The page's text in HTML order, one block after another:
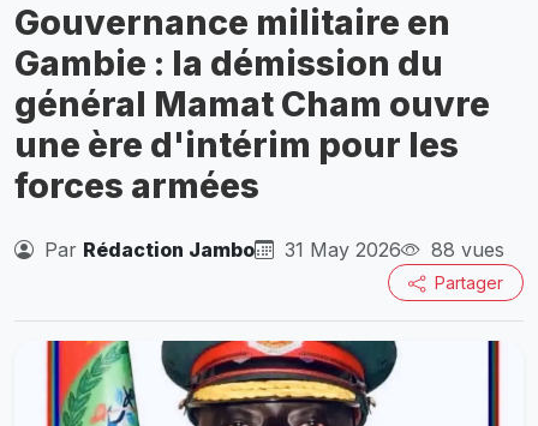
Gouvernance militaire en
Gambie : la démission du
général Mamat Cham ouvre
une ère d'intérim pour les
forces armées
Par Rédaction Jambo 31 May 2026 88 vues
Partager